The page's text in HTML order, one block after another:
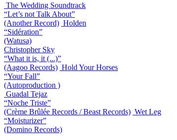
The Wedding Soundtrack
“Let’s not Talk About”
(Another Record) Holden
“Sidération”
(Watusa)
Christopher Sky
“What it is, it (...)”
(Aagoo Records) Hold Your Horses
“Your Fall”
(Autoproduction )
Guadal Tejaz
“Noche Triste”
(Crème Brûlée Records / Beast Records) Wet Leg
“Moisturizer”
(Domino Records)